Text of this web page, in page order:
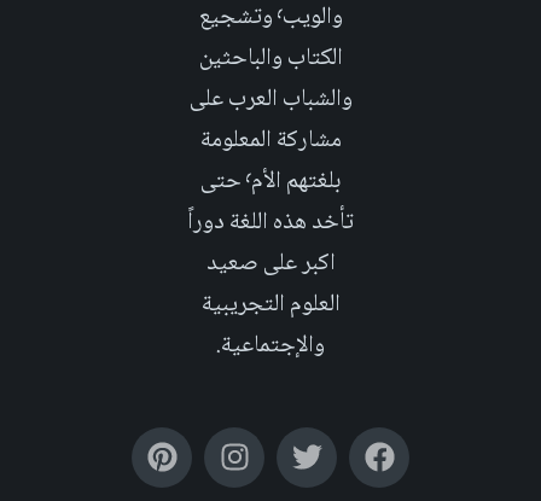
والويب٬ وتشجيع
الكتاب والباحثين
والشباب العرب على
مشاركة المعلومة
بلغتهم الأم٬ حتى
تأخد هذه اللغة دوراً
اكبر على صعيد
العلوم التجريبية
والإجتماعية.